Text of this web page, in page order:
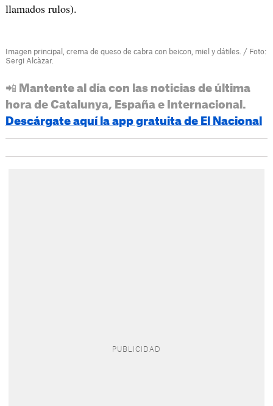
llamados rulos).
Imagen principal, crema de queso de cabra con beicon, miel y dátiles. / Foto:
Sergi Alcàzar.
📲 Mantente al día con las noticias de última
hora de Catalunya, España e Internacional.
Descárgate aquí la app gratuita de El Nacional